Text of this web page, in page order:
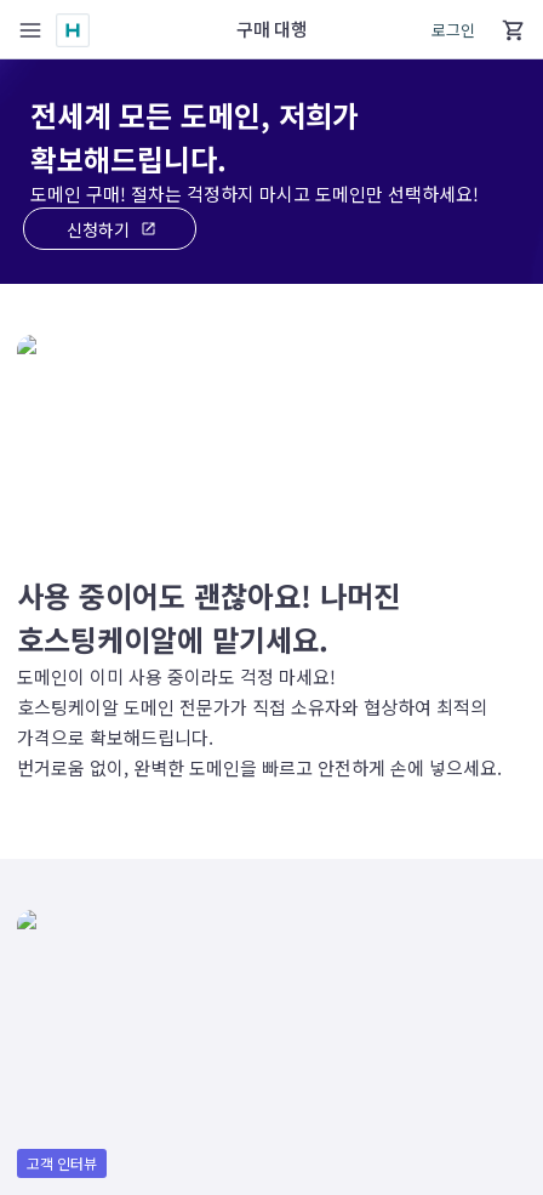
구매 대행 로그인
전세계 모든 도메인, 저희가
확보해드립니다.
도메인 구매! 절차는 걱정하지 마시고 도메인만 선택하세요!
신청하기
사용 중이어도 괜찮아요! 나머진
호스팅케이알에 맡기세요.
도메인이 이미 사용 중이라도 걱정 마세요!
호스팅케이알 도메인 전문가가 직접 소유자와 협상하여 최적의
가격으로 확보해드립니다.
번거로움 없이, 완벽한 도메인을 빠르고 안전하게 손에 넣으세요.
고객 인터뷰